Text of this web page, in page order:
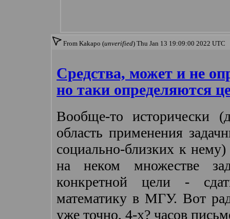
From Kakapo (unverified) Thu Jan 13 19:09:00 2022 UTC
Средства, может и не
но таки определяются
Вообще-то исторически
область применения
социально-близких к нему)
на неком множестве
конкретной цели -
математику в МГУ. Вот
уже точно, 4-х? часов